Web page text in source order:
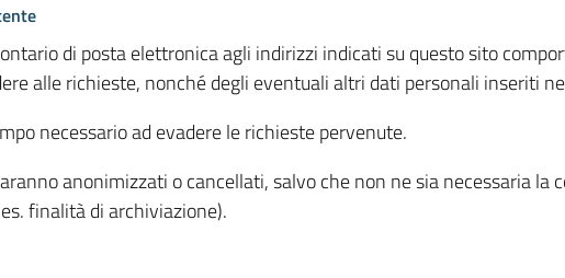
di posta elettronica agli indirizzi indicati su questo sito
alle richieste, nonché degli eventuali altri dati personali inseriti
necessario ad evadere le richieste pervenute.
anonimizzati o cancellati, salvo che non ne sia necessaria
finalità di archiviazione).